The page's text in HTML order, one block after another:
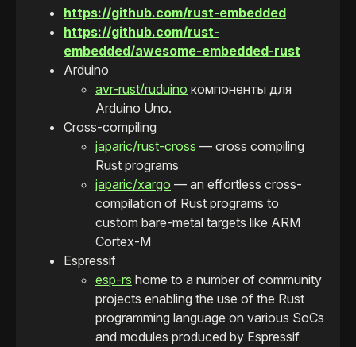
https://github.com/rust-embedded
https://github.com/rust-
embedded/awesome-embedded-rust
Arduino
avr-rust/ruduino компоненты для
Arduino Uno.
Cross-compiling
japaric/rust-cross — cross compiling
Rust programs
japaric/xargo — an effortless cross-
compilation of Rust programs to
custom bare-metal targets like ARM
Cortex-M
Espressif
esp-rs home to a number of community
projects enabling the use of the Rust
programming language on various SoCs
and modules produced by Espressif